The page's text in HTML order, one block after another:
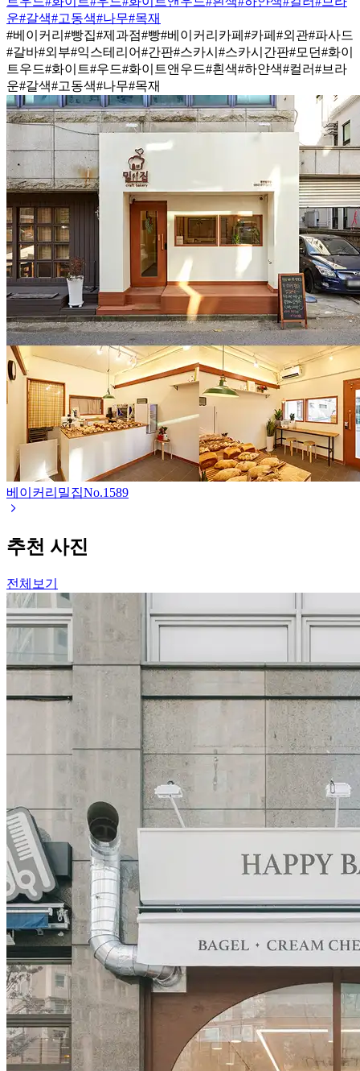
운#갈색#고동색#나무#목재
#베이커리 #빵집#제과점#빵#베이커리카페 #카페 #외관#파사드
#갈바#외부#익스테리어#간판#스카시 #스카시간판#모던#화이
트우드#화이트#우드#화이트앤우드#흰색#하얀색#컬러#브라
운#갈색#고동색#나무#목재
베이커리밀집No.1589
추천 사진
전체보기